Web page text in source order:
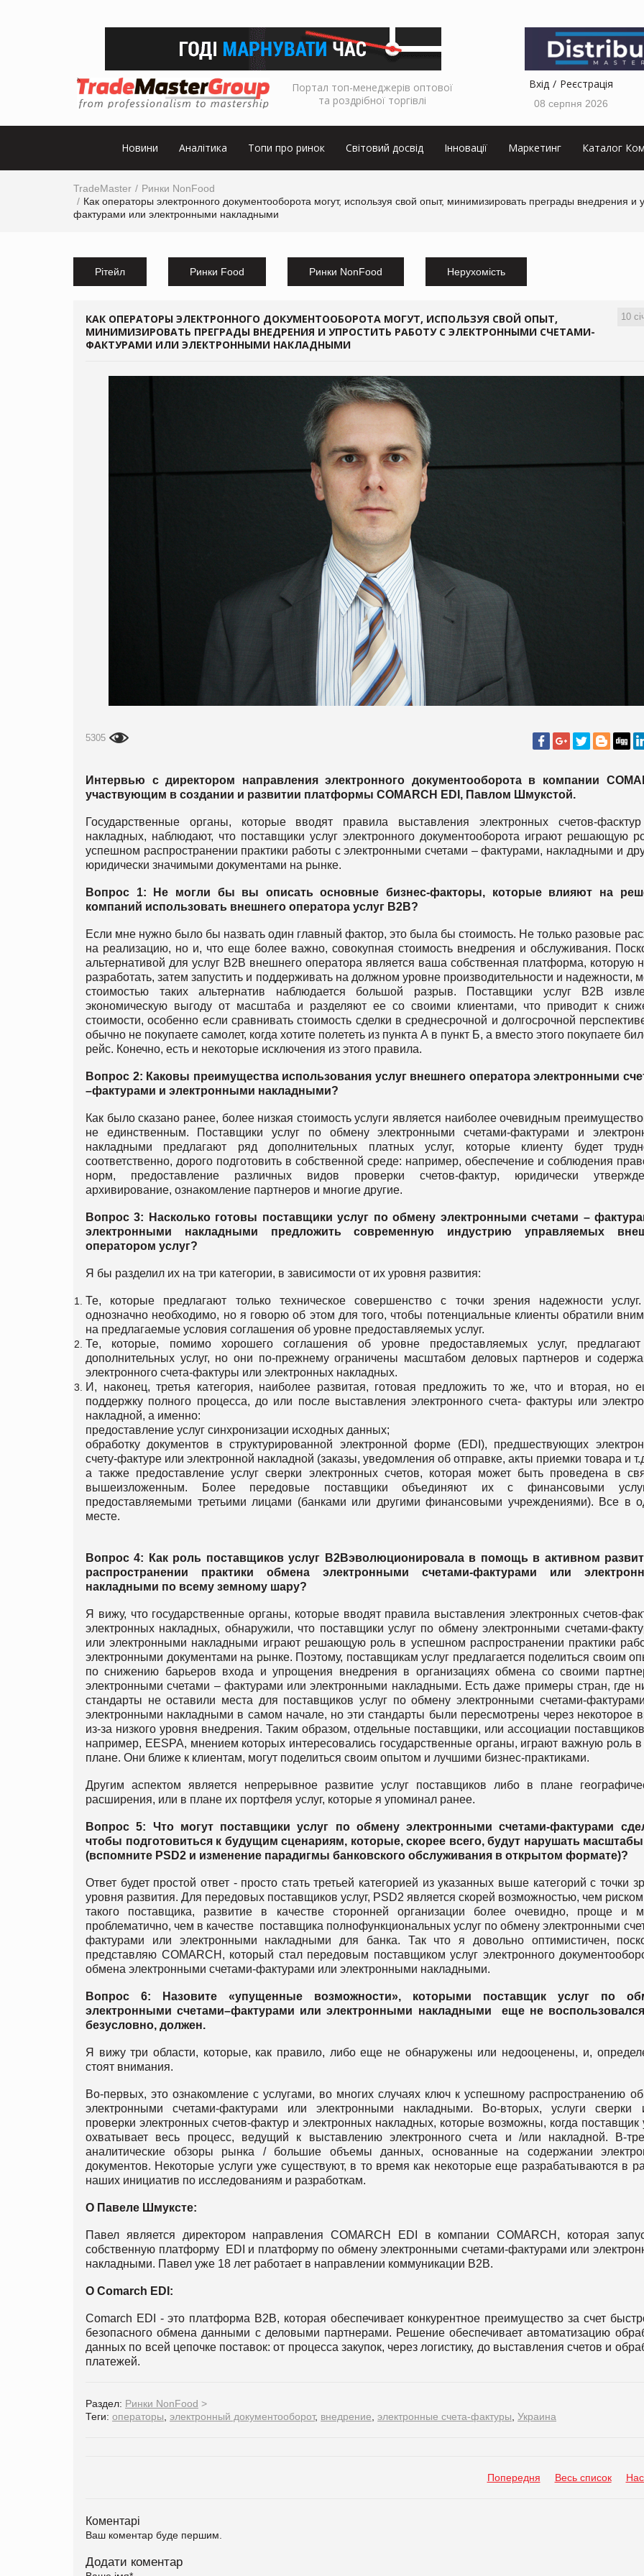
Портал топ-менеджерів оптової
та роздрібної торгівлі
Вхід Реєстрація
08 серпня 2026
Новини Аналітика Топи про ринок Світовий досвід Інновації Маркетинг Каталог
TradeMaster
Ринки NonFood
Как операторы электронного документооборота могут, используя свой опыт, минимизировать преграды внедрения и
фактурами или электронными накладными
Рітейл Ринки Food Ринки NonFood Нерухомість
10
КАК ОПЕРАТОРЫ ЭЛЕКТРОННОГО ДОКУМЕНТООБОРОТА МОГУТ, ИСПОЛЬЗУЯ СВОЙ ОПЫТ,
МИНИМИЗИРОВАТЬ ПРЕГРАДЫ ВНЕДРЕНИЯ И УПРОСТИТЬ РАБОТУ С ЭЛЕКТРОННЫМИ СЧЕТАМИ-
ФАКТУРАМИ ИЛИ ЭЛЕКТРОННЫМИ НАКЛАДНЫМИ
5305
Интервью с директором направления электронного документооборота в компании
участвующим в создании и развитии платформы COMARCH EDI, Павлом Шмукстой.
Государственные органы, которые вводят правила выставления электронных счетов-
накладных, наблюдают, что поставщики услуг электронного документооборота играют решающую
успешном распространении практики работы с электронными счетами – фактурами, накладными и
юридически значимыми документами на рынке.
Вопрос 1: Не могли бы вы описать основные бизнес-факторы, которые влияют на
компаний использовать внешнего оператора услуг B2B?
Если мне нужно было бы назвать один главный фактор, это была бы стоимость. Не только разовые
на реализацию, но и, что еще более важно, совокупная стоимость внедрения и обслуживания.
альтернативой для услуг B2B внешнего оператора является ваша собственная платформа, которую
разработать, затем запустить и поддерживать на должном уровне производительности и надежности,
стоимостью таких альтернатив наблюдается большой разрыв. Поставщики услуг B2B
экономическую выгоду от масштаба и разделяют ее со своими клиентами, что приводит к
стоимости, особенно если сравнивать стоимость сделки в среднесрочной и долгосрочной
обычно не покупаете самолет, когда хотите полететь из пункта А в пункт Б, а вместо этого покупаете
рейс. Конечно, есть и некоторые исключения из этого правила.
Вопрос 2: Каковы преимущества использования услуг внешнего оператора электронными
–фактурами и электронными накладными?
Как было сказано ранее, более низкая стоимость услуги является наиболее очевидным
не единственным. Поставщики услуг по обмену электронными счетами-фактурами и
накладными предлагают ряд дополнительных платных услуг, которые клиенту будет
соответственно, дорого подготовить в собственной среде: например, обеспечение и соблюдения
норм, предоставление различных видов проверки счетов-фактур, юридически
архивирование, ознакомление партнеров и многие другие.
Вопрос 3: Насколько готовы поставщики услуг по обмену электронными счетами –
электронными накладными предложить современную индустрию управляемых
оператором услуг?
Я бы разделил их на три категории, в зависимости от их уровня развития:
Те, которые предлагают только техническое совершенство с точки зрения надежности
однозначно необходимо, но я говорю об этом для того, чтобы потенциальные клиенты обратили
на предлагаемые условия соглашения об уровне предоставляемых услуг.
Те, которые, помимо хорошего соглашения об уровне предоставляемых услуг,
дополнительных услуг, но они по-прежнему ограничены масштабом деловых партнеров и
электронного счета-фактуры или электронных накладных.
И, наконец, третья категория, наиболее развитая, готовая предложить то же, что и вторая, но
поддержку полного процесса, до или после выставления электронного счета- фактуры или
накладной, а именно:
предоставление услуг синхронизации исходных данных;
обработку документов в структурированной электронной форме (EDI), предшествующих
счету-фактуре или электронной накладной (заказы, уведомления об отправке, акты приемки товара и
а также предоставление услуг сверки электронных счетов, которая может быть проведена в
вышеизложенным. Более передовые поставщики объединяют их с финансовыми
предоставляемыми третьими лицами (банками или другими финансовыми учреждениями). Все в
месте.
Вопрос 4: Как роль поставщиков услуг B2Bэволюционировала в помощь в активном
распространении практики обмена электронными счетами-фактурами или
накладными по всему земному шару?
Я вижу, что государственные органы, которые вводят правила выставления электронных счетов-
электронных накладных, обнаружили, что поставщики услуг по обмену электронными счетами-
или электронными накладными играют решающую роль в успешном распространении практики
электронными документами на рынке. Поэтому, поставщикам услуг предлагается поделиться своим
по снижению барьеров входа и упрощения внедрения в организациях обмена со своими
электронными счетами – фактурами или электронными накладными. Есть даже примеры стран, где
стандарты не оставили места для поставщиков услуг по обмену электронными счетами-
электронными накладными в самом начале, но эти стандарты были пересмотрены через некоторое
из-за низкого уровня внедрения. Таким образом, отдельные поставщики, или ассоциации
например, EESPA, мнением которых интересовались государственные органы, играют важную роль в
плане. Они ближе к клиентам, могут поделиться своим опытом и лучшими бизнес-практиками.
Другим аспектом является непрерывное развитие услуг поставщиков либо в плане
расширения, или в плане их портфеля услуг, которые я упоминал ранее.
Вопрос 5: Что могут поставщики услуг по обмену электронными счетами-фактурами
чтобы подготовиться к будущим сценариям, которые, скорее всего, будут нарушать
(вспомните PSD2 и изменение парадигмы банковского обслуживания в открытом формате)?
Ответ будет простой ответ - просто стать третьей категорией из указанных выше категорий с точки
уровня развития. Для передовых поставщиков услуг, PSD2 является скорей возможностью, чем
такого поставщика, развитие в качестве сторонней организации более очевидно, проще и
проблематично, чем в качестве поставщика полнофункциональных услуг по обмену электронными
фактурами или электронными накладными для банка. Так что я довольно оптимистичен,
представляю COMARCH, который стал передовым поставщиком услуг электронного
обмена электронными счетами-фактурами или электронными накладными.
Вопрос 6: Назовите «упущенные возможности», которыми поставщик услуг по
электронными счетами–фактурами или электронными накладными еще не
безусловно, должен.
Я вижу три области, которые, как правило, либо еще не обнаружены или недооценены, и,
стоят внимания.
Во-первых, это ознакомление с услугами, во многих случаях ключ к успешному распространению
электронными счетами-фактурами или электронными накладными. Во-вторых, услуги сверки
проверки электронных счетов-фактур и электронных накладных, которые возможны, когда поставщик
охватывает весь процесс, ведущий к выставлению электронного счета и /или накладной. В-
аналитические обзоры рынка / большие объемы данных, основанные на содержании
документов. Некоторые услуги уже существуют, в то время как некоторые еще разрабатываются в
наших инициатив по исследованиям и разработкам.
О Павеле Шмуксте:
Павел является директором направления COMARCH EDI в компании COMARCH, которая
собственную платформу EDI и платформу по обмену электронными счетами-фактурами или
накладными. Павел уже 18 лет работает в направлении коммуникации B2B.
О Comarch EDI:
Comarch EDI - это платформа B2B, которая обеспечивает конкурентное преимущество за счет
безопасного обмена данными с деловыми партнерами. Решение обеспечивает автоматизацию
данных по всей цепочке поставок: от процесса закупок, через логистику, до выставления счетов и
платежей.
Раздел: Ринки NonFood >
Теги: операторы электронный документооборот, внедрение электронные счета-фактуры Украина
Попередня Весь список
Коментарі
Ваш коментар буде першим.
Додати коментар